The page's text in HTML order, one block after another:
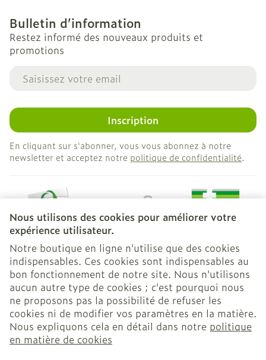
Nous utilisons des cookies pour améliorer votre
expérience utilisateur.
Notre boutique en ligne n'utilise que des cookies
indispensables. Ces cookies sont indispensables au
bon fonctionnement de notre site. Nous n'utilisons
aucun autre type de cookies ; c'est pourquoi nous
ne proposons pas la possibilité de refuser les
cookies ni de modifier vos paramètres en la matière.
Nous expliquons cela en détail dans notre politique
en matière de cookies
Bulletin d’information
Restez informé des nouveaux produits et
promotions
Adresse mail
Inscription
En cliquant sur s'abonner, vous vous abonnez à notre
newsletter et acceptez notre politique de confidentialité.
Liens légaux